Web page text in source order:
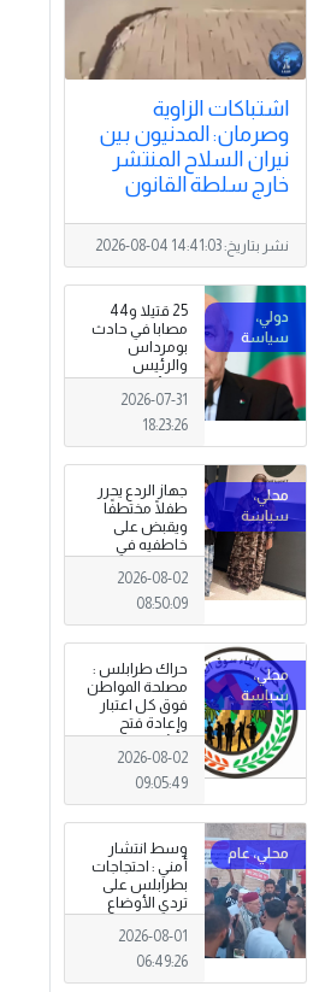
اشتباكات الزاوية
وصرمان: المدنيون بين
نيران السلاح المنتشر
خارج سلطة القانون
نشر بتاريخ:2026-08-04 14:41:03
25 قتيلا و44
مصابا في حادث
بومرداس
والرئيس
الجزائري يعلن
الحداد .
2026-07-31
18:23:26
جهاز الردع يحرر
طفلًا مختطفًا
ويقبض على
خاطفيه في
طرابلس
2026-08-02
08:50:09
حراك طرابلس :
مصلحة المواطن
فوق كل اعتبار
وإعادة فتح
المؤسسات
جاءت استجابةً
للإرادة الشعبية
2026-08-02
09:05:49
وسط انتشار
أمني : احتجاجات
بطرابلس على
تردي الأوضاع
المعيشية وتدني
الخدمات العامة .
2026-08-01
06:49:26